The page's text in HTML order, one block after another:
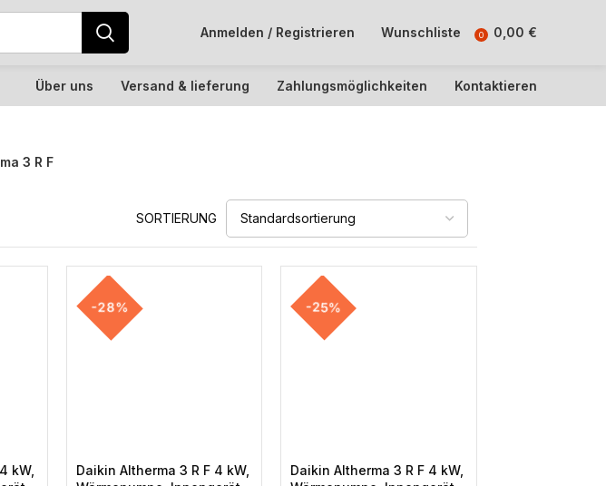
Anmelden / Registrieren Wunschliste 0 0,00 €
Über uns Versand & lieferung Zahlungsmöglichkeiten Kontaktieren
3 R F
SORTIERUNG
kW,
-28%
Daikin Altherma 3 R F 4 kW,
-25%
Daikin Altherma 3 R F 4 kW,